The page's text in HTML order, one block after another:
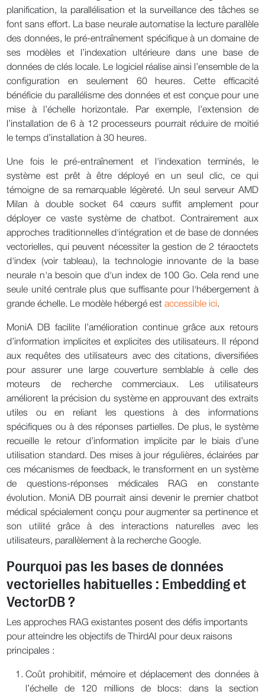
planification, la parallélisation et la surveillance des tâches se
font sans effort. La base neurale automatise la lecture parallèle
des données, le pré-entraînement spécifique à un domaine de
ses modèles et l’indexation ultérieure dans une base de
données de clés locale. Le logiciel réalise ainsi l’ensemble de la
configuration en seulement 60 heures. Cette efficacité
bénéficie du parallélisme des données et est conçue pour une
mise à l’échelle horizontale. Par exemple, l’extension de
l’installation de 6 à 12 processeurs pourrait réduire de moitié
le temps d’installation à 30 heures.
Une fois le pré-entraînement et l'indexation terminés, le
système est prêt à être déployé en un seul clic, ce qui
témoigne de sa remarquable légèreté. Un seul serveur AMD
Milan à double socket 64 cœurs suffit amplement pour
déployer ce vaste système de chatbot. Contrairement aux
approches traditionnelles d'intégration et de base de données
vectorielles, qui peuvent nécessiter la gestion de 2 téraoctets
d'index (voir tableau), la technologie innovante de la base
neurale n'a besoin que d'un index de 100 Go. Cela rend une
seule unité centrale plus que suffisante pour l'hébergement à
grande échelle. Le modèle hébergé est accessible ici.
MoniA DB facilite l’amélioration continue grâce aux retours
d’information implicites et explicites des utilisateurs. Il répond
aux requêtes des utilisateurs avec des citations, diversifiées
pour assurer une large couverture semblable à celle des
moteurs de recherche commerciaux. Les utilisateurs
améliorent la précision du système en approuvant des extraits
utiles ou en reliant les questions à des informations
spécifiques ou à des réponses partielles. De plus, le système
recueille le retour d’information implicite par le biais d’une
utilisation standard. Des mises à jour régulières, éclairées par
ces mécanismes de feedback, le transforment en un système
de questions-réponses médicales RAG en constante
évolution. MoniA DB pourrait ainsi devenir le premier chatbot
médical spécialement conçu pour augmenter sa pertinence et
son utilité grâce à des interactions naturelles avec les
utilisateurs, parallèlement à la recherche Google.
Pourquoi pas les bases de données
vectorielles habituelles : Embedding et
VectorDB ?
Les approches RAG existantes posent des défis importants
pour atteindre les objectifs de ThirdAI pour deux raisons
principales :
Coût prohibitif, mémoire et déplacement des données à
l’échelle de 120 millions de blocs: dans la section